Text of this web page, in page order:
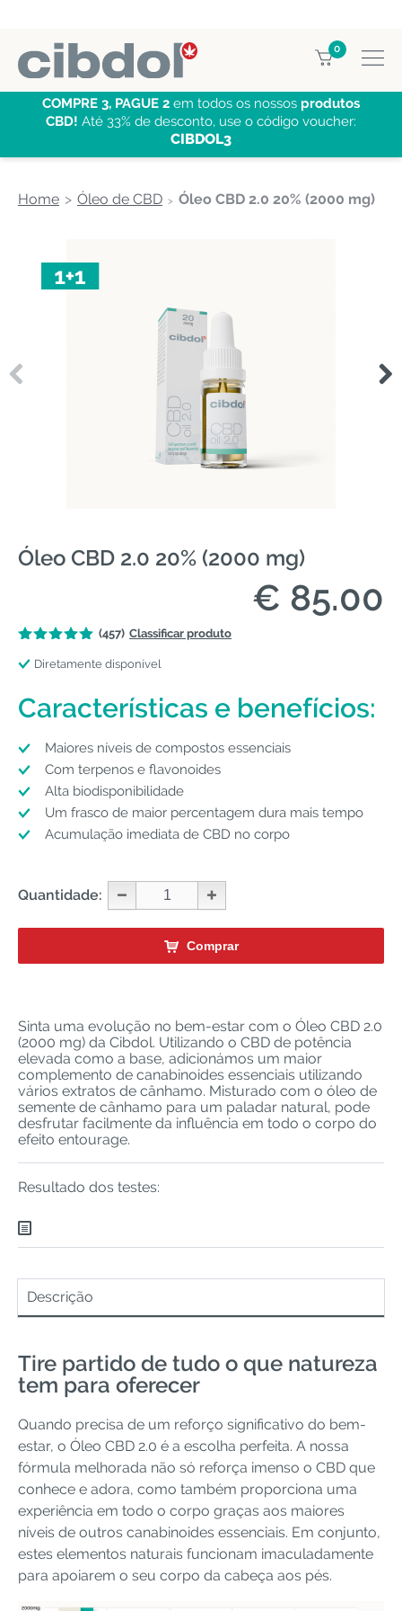
0
COMPRE 3, PAGUE 2 em todos os nossos produtos
CBD! Até 33% de desconto, use o código voucher:
CIBDOL3
Home Óleo de CBD Óleo CBD 2.0 20% (2000 mg)
Óleo CBD 2.0 20% (2000 mg)
€ 85.00
(457) Classificar produto
Diretamente disponível
Características e benefícios:
Maiores níveis de compostos essenciais
Com terpenos e flavonoides
Alta biodisponibilidade
Um frasco de maior percentagem dura mais tempo
Acumulação imediata de CBD no corpo
Quantidade:
Comprar
Sinta uma evolução no bem-estar com o Óleo CBD 2.0
(2000 mg) da Cibdol. Utilizando o CBD de potência
elevada como a base, adicionámos um maior
complemento de canabinoides essenciais utilizando
vários extratos de cânhamo. Misturado com o óleo de
semente de cânhamo para um paladar natural, pode
desfrutar facilmente da influência em todo o corpo do
efeito entourage.
Resultado dos testes:
Descrição
Tire partido de tudo o que natureza
tem para oferecer
Quando precisa de um reforço significativo do bem-
estar, o Óleo CBD 2.0 é a escolha perfeita. A nossa
fórmula melhorada não só reforça imenso o CBD que
conhece e adora, como também proporciona uma
experiência em todo o corpo graças aos maiores
níveis de outros canabinoides essenciais. Em conjunto,
estes elementos naturais funcionam imaculadamente
para apoiarem o seu corpo da cabeça aos pés.